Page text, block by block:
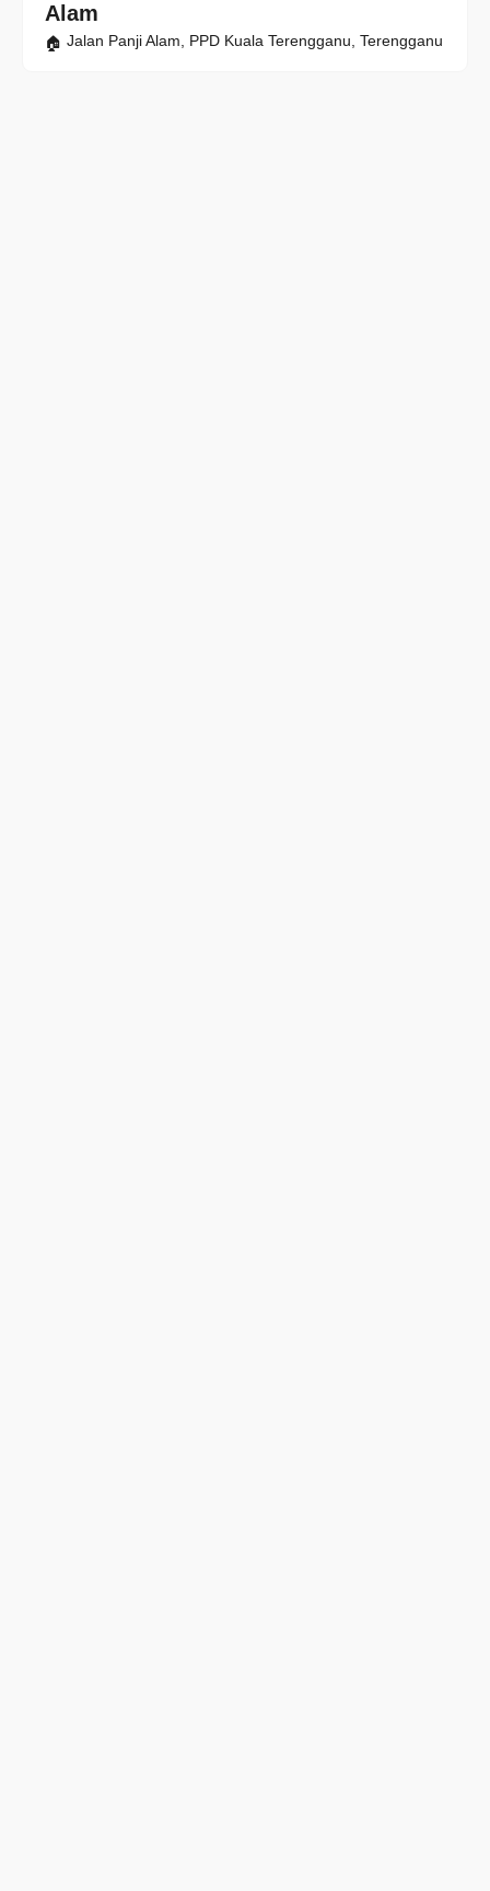
Alam
Jalan Panji Alam, PPD Kuala Terengganu, Terengganu